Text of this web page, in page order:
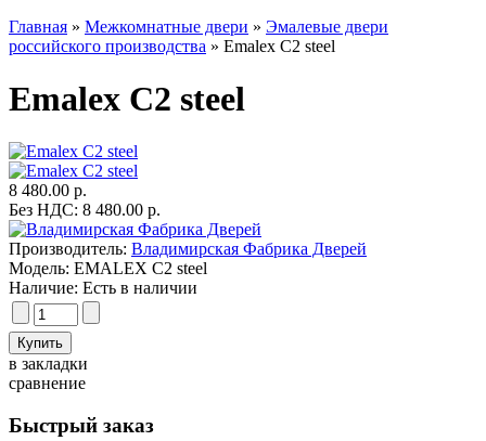
Главная » Межкомнатные двери » Эмалевые двери
российского производства » Emalex С2 steel
Emalex С2 steel
8 480.00 р.
Без НДС: 8 480.00 р.
Производитель: Владимирская Фабрика Дверей
Модель: EMALEX C2 steel
Наличие: Есть в наличии
в закладки
сравнение
Быстрый заказ